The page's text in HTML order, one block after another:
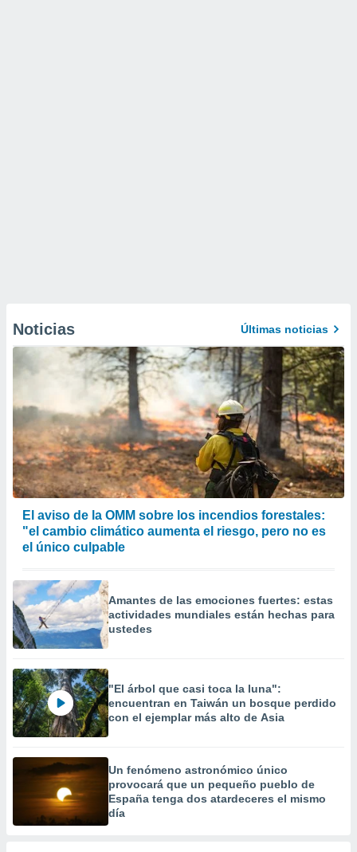
Noticias Últimas noticias
El aviso de la OMM sobre los incendios forestales:
"el cambio climático aumenta el riesgo, pero no es
el único culpable
Amantes de las emociones fuertes: estas
actividades mundiales están hechas para
ustedes
"El árbol que casi toca la luna":
encuentran en Taiwán un bosque perdido
con el ejemplar más alto de Asia
Un fenómeno astronómico único
provocará que un pequeño pueblo de
España tenga dos atardeceres el mismo
día